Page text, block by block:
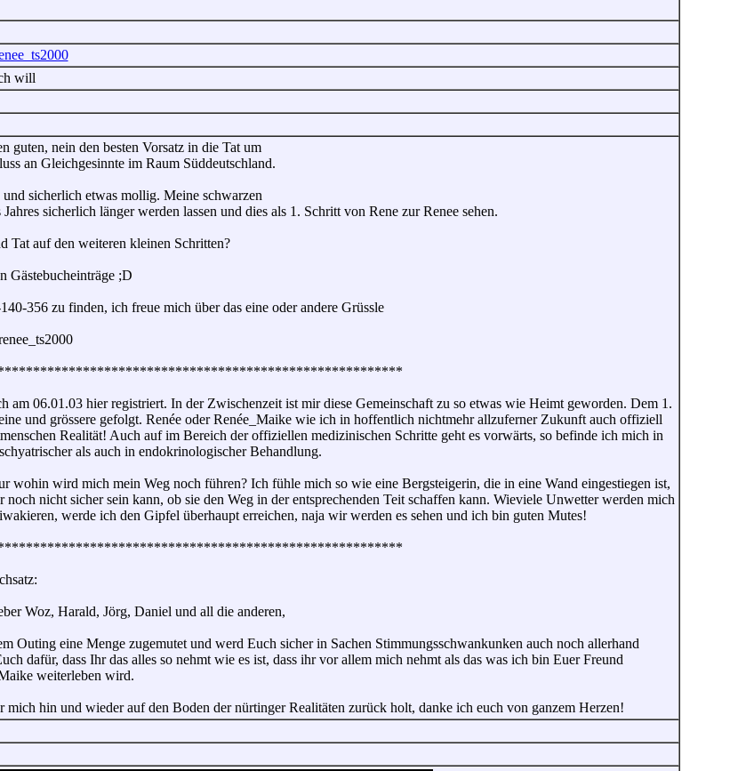
will
guten, nein den besten Vorsatz in die Tat um
an Gleichgesinnte im Raum Süddeutschland.
sicherlich etwas mollig. Meine schwarzen
sicherlich länger werden lassen und dies als 1. Schritt von Rene zur Renee sehen.
Tat auf den weiteren kleinen Schritten?
Gästebucheinträge ;D
356 zu finden, ich freue mich über das eine oder andere Grüssle
am 06.01.03 hier registriert. In der Zwischenzeit ist mir diese Gemeinschaft zu so etwas wie Heimt geworden. Dem 1.
und grössere gefolgt. Renée oder Renée_Maike wie ich in hoffentlich nichtmehr allzuferner Zukunft auch offiziell
Realität! Auch auf im Bereich der offiziellen medizinischen Schritte geht es vorwärts, so befinde ich mich in
als auch in endokrinologischer Behandlung.
wohin wird mich mein Weg noch führen? Ich fühle mich so wie eine Bergsteigerin, die in eine Wand eingestiegen ist,
nicht sicher sein kann, ob sie den Weg in der entsprechenden Teit schaffen kann. Wieviele Unwetter werden mich
werde ich den Gipfel überhaupt erreichen, naja wir werden es sehen und ich bin guten Mutes!
Woz, Harald, Jörg, Daniel und all die anderen,
Outing eine Menge zugemutet und werd Euch sicher in Sachen Stimmungsschwankunken auch noch allerhand
dafür, dass Ihr das alles so nehmt wie es ist, dass ihr vor allem mich nehmt als das was ich bin Euer Freund
weiterleben wird.
mich hin und wieder auf den Boden der nürtinger Realitäten zurück holt, danke ich euch von ganzem Herzen!